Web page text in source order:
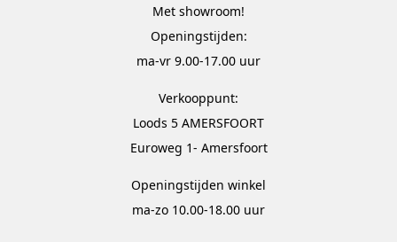
Met showroom!
Openingstijden:
ma-vr 9.00-17.00 uur
Verkooppunt:
Loods 5 AMERSFOORT
Euroweg 1- Amersfoort
Openingstijden winkel
ma-zo 10.00-18.00 uur